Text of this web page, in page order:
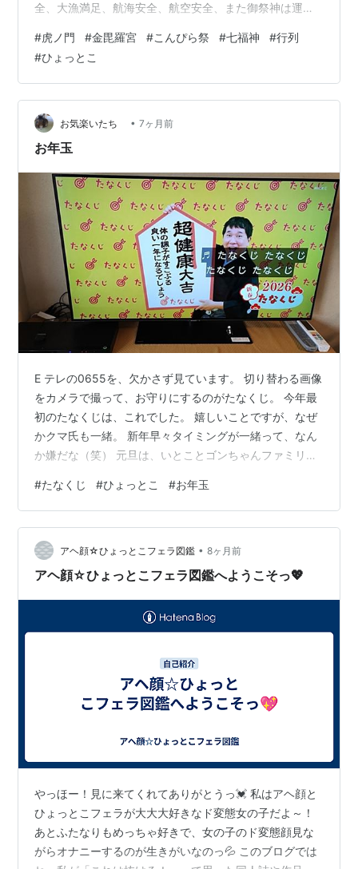
全、大漁満足、航海安全、航空安全、また御祭神は運を
れた明神型鳥居、左右の柱上部には四神の彫刻が施され
ており大変珍しいものです。四神とは四方の守護神であ
り、東は青龍、西は白虎、南は朱雀、北は玄武が守る霊
鳥霊獣です。 虎ノ門金毘羅宮本殿 昭和二十六年（1951
年）に拝殿と幣殿が再建。総尾州檜造り、銅板葺きの権
現造りです。平成十三年（2001…
#虎ノ門 #金毘羅宮 #こんぴら祭 #七福神 #行列
#ひょっとこ
お気楽いたち • 7ヶ月前
お年玉
E テレの0655を、欠かさず見ています。 切り替わる画像
をカメラで撮って、お守りにするのがたなくじ。 今年最
初のたなくじは、これでした。 嬉しいことですが、なぜ
かクマ氏も一緒。 新年早々タイミングが一緒って、なん
か嫌だな（笑） 元旦は、いとことゴンちゃんファミリー
です！ 数あるお面のなかで、これが気に入ったそうで
（謎） どうしてヒョットコ？？？？？ 脇に抱えているア
ヒルも、お気に入り。 どこに行くにも、連れて行ってる
そうです。 でもヒョットコは・・・（爆） そして、文字
通りのお年玉。 相手は幼稚園児なので、大人は玉の数で
#たなくじ #ひょっとこ #お年玉
アヘ顔☆ひょっとこフェラ図鑑 • 8ヶ月前
アヘ顔☆ひょっとこフェラ図鑑へようこそっ💖
やっほー！見に来てくれてありがとうっ💓 私はアヘ顔と
ひょっとこフェラが大大大好きなド変態女の子だよ～！
あとふたなりもめっちゃ好きで、女の子のド変態顔見な
がらオナニーするのが生きがいなのっ💦 このブログでは